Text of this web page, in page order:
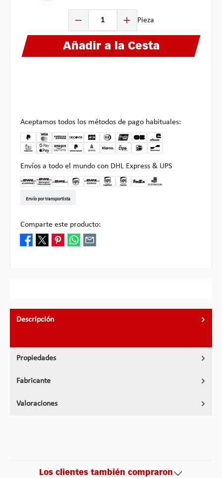
Pieza
Añadir a la Cesta
Aceptamos todos los métodos de pago habituales:
Envíos a todo el mundo con DHL Express & UPS
Envío por transportista
Comparte este producto:
Descripción
Propiedades
Fabricante
Valoraciones
Los clientes también compraron